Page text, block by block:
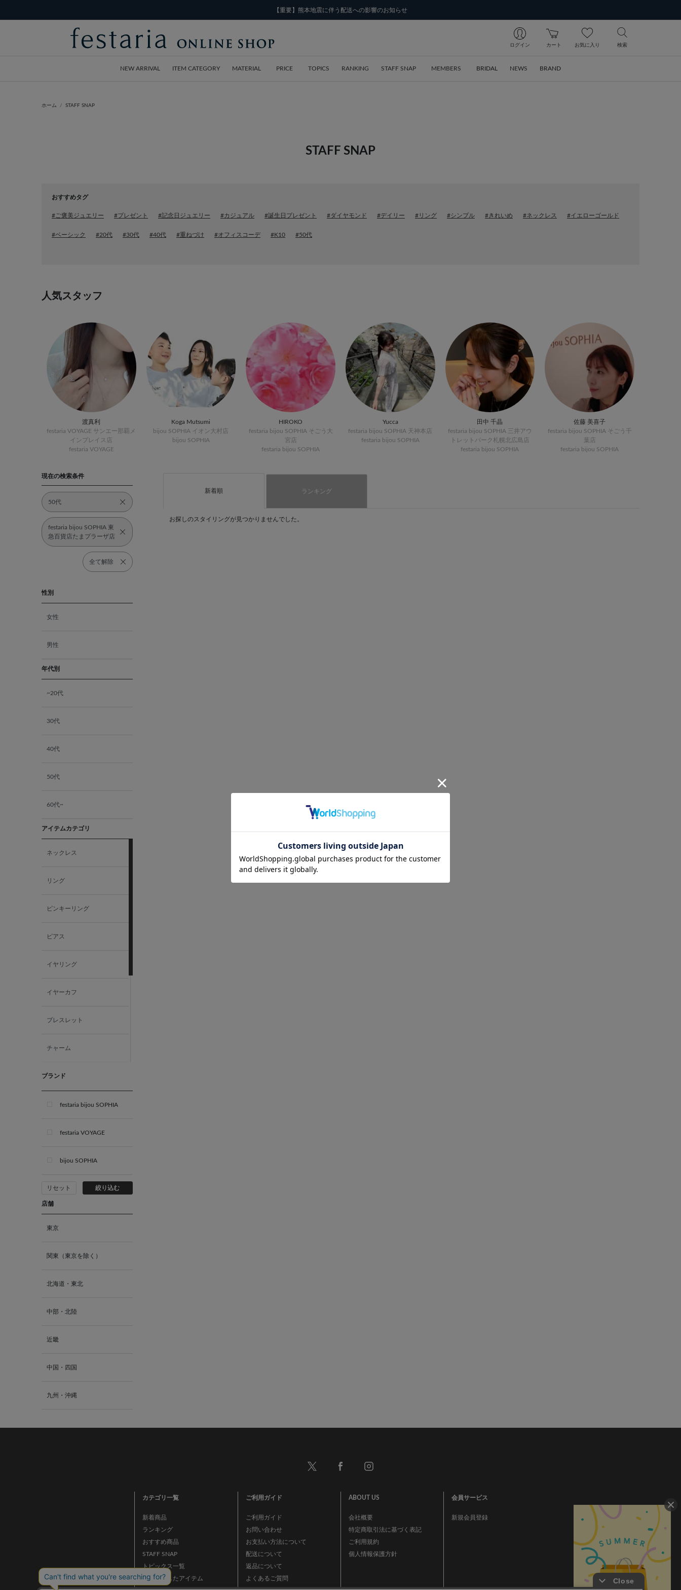
【重要】熊本地震に伴う配送への影響のお知らせ
ログイン カート お気に入り 検索
NEW ARRIVAL ITEM CATEGORY MATERIAL PRICE TOPICS RANKING STAFF SNAP MEMBERS BRIDAL NEWS BRAND
ホーム STAFF SNAP
STAFF SNAP
おすすめタグ
#ご褒美ジュエリー #プレゼント #記念日ジュエリー #カジュアル #誕生日プレゼント #ダイヤモンド #デイリー #リング #シンプル #きれいめ #ネックレス #イエローゴールド
#ベーシック #20代 #30代 #40代 #重ねづけ #オフィスコーデ #K10 #50代
人気スタッフ
渡真利
festaria VOYAGE サンエー那覇メ
インプレイス店
festaria VOYAGE
Koga Mutsumi
bijou SOPHIA イオン大村店
bijou SOPHIA
HIROKO
festaria bijou SOPHIA そごう大
宮店
festaria bijou SOPHIA
Yucca
festaria bijou SOPHIA 天神本店
festaria bijou SOPHIA
田中 千晶
festaria bijou SOPHIA 三井アウ
トレットパーク札幌北広島店
festaria bijou SOPHIA
佐藤 美喜子
festaria bijou SOPHIA そごう千
葉店
festaria bijou SOPHIA
現在の検索条件
50代
festaria bijou SOPHIA 東
急百貨店たまプラーザ店
全て解除
性別
女性
男性
年代別
~20代
30代
40代
50代
60代~
アイテムカテゴリ
ネックレス
リング
ピンキーリング
ピアス
イヤリング
イヤーカフ
ブレスレット
チャーム
ペアジュエリー
パーツ・その他
結婚指輪
婚約指輪
全て
ブランド
festaria bijou SOPHIA
festaria VOYAGE
bijou SOPHIA
リセット 絞り込む
店舗
東京
関東（東京を除く）
北海道・東北
中部・北陸
近畿
中国・四国
九州・沖縄
新着順 ランキング
お探しのスタイリングが見つかりませんでした。
カテゴリ一覧
新着商品
ランキング
おすすめ商品
STAFF SNAP
トピックス一覧
チェックしたアイテム
ご利用ガイド
ご利用ガイド
お問い合わせ
お支払い方法について
配送について
返品について
よくあるご質問
ABOUT US
会社概要
特定商取引法に基づく表記
ご利用規約
個人情報保護方針
会員サービス
新規会員登録